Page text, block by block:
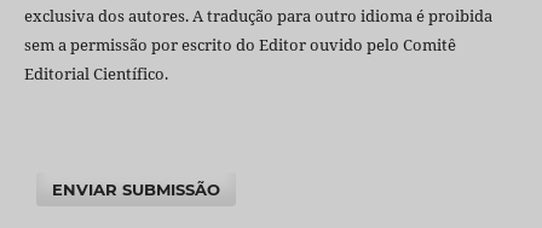
exclusiva dos autores. A tradução para outro idioma é proibida
sem a permissão por escrito do Editor ouvido pelo Comitê
Editorial Científico.
ENVIAR SUBMISSÃO